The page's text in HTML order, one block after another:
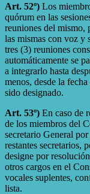
Art. 52º) Los
quórum en las
reuniones del mismo,
las mismas con voz y
tres (3) reuniones
automáticamente se
a integrarlo hasta
menos, desde la
sido designado.
Art. 53º) En caso de
de los miembros del
secretario General
restantes secretarios,
designe por
otros cargos en el
vocales suplentes,
lista.